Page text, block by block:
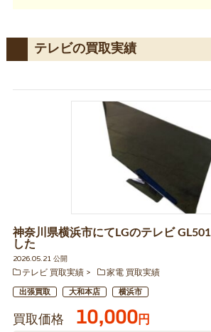
テレビの買取実績
神奈川県横浜市にてLGのテレビ
した
2026.05.21 公開
テレビ 買取実績
家電 買取実績
出張買取 大和本店 横浜市
買取価格 10,000円